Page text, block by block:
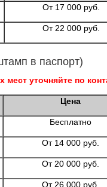
От 17 000 руб.
От 22 000 руб.
в паспорт)
уточняйте по
Цена
Бесплатно
От 14 000 руб.
От 20 000 руб.
От 26 000 руб.